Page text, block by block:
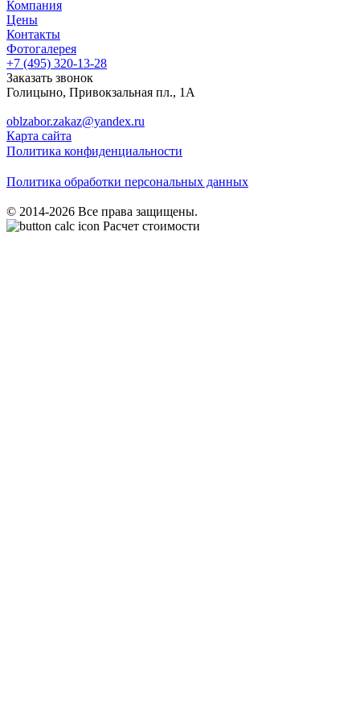
Компания
Цены
Контакты
Фотогалерея
+7 (495) 320-13-28
Заказать звонок
Голицыно, Привокзальная пл., 1А
oblzabor.zakaz@yandex.ru
Карта сайта
Политика конфиденциальности
Политика обработки персональных данных
© 2014-2026 Все права защищены.
Расчет стоимости